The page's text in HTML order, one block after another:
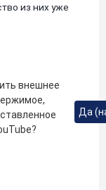
из них уже
внешнее
?
Да